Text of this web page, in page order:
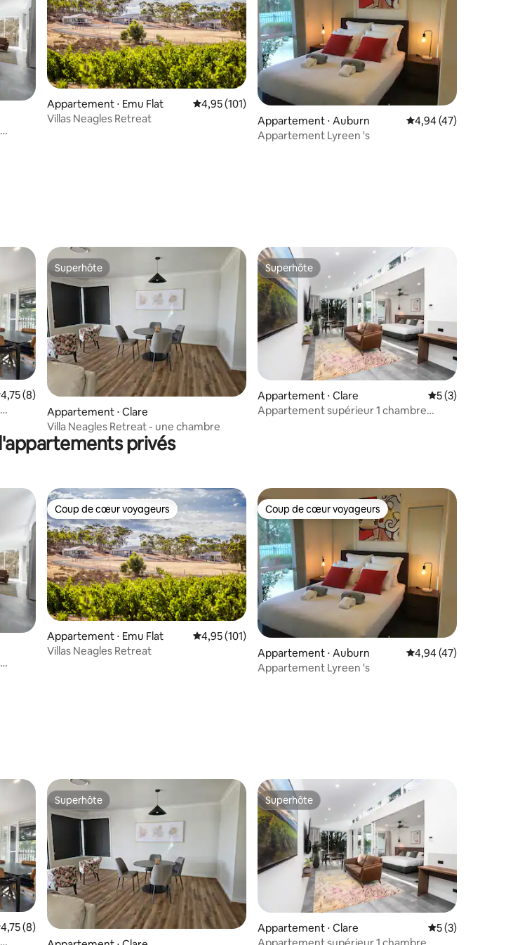
: 4,91 sur 5
Appartement ⋅ Emu Flat Évaluation moyenne sur la base de 101 commentaires : 4,95 sur 5
4,95 (101)
Villas Neagles Retreat
Appartement ⋅ Auburn Évaluation moyenne
4,94 (47)
Appartement Lyreen 's
moyenne sur la base de 8 commentaires : 4,75 sur 5
4,75 (8)
Superhôte
Superhôte
Appartement ⋅ Clare
Villa Neagles Retreat - une chambre
Superhôte
Superhôte
Appartement ⋅ Clare Évaluation
5 (3)
Appartement supérieur 1 chambre
privés
: 4,91 sur 5
Coup de cœur voyageurs
Coup de cœur voyageurs
Appartement ⋅ Emu Flat Évaluation moyenne sur la base de 101 commentaires : 4,95 sur 5
4,95 (101)
Villas Neagles Retreat
Coup de cœur voyageurs
Coup de cœur voyageurs
Appartement ⋅ Auburn Évaluation moyenne
4,94 (47)
Appartement Lyreen 's
moyenne sur la base de 8 commentaires : 4,75 sur 5
4,75 (8)
Superhôte
Superhôte Superhôte
Superhôte
Appartement ⋅ Clare Évaluation
5 (3)